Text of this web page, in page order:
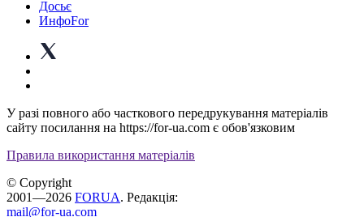
Досьє
ИнфоFor
У разі повного або часткового передрукування матеріалів
сайту посилання на https://for-ua.com є обов'язковим
Правила використання матеріалів
© Copyright
2001—2026 FORUA. Редакція:
mail@for-ua.com